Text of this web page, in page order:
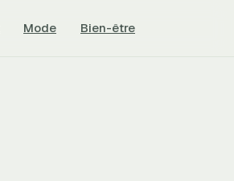
Mode Bien-être